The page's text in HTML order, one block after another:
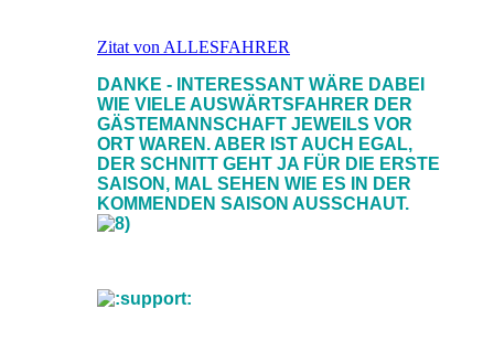
Zitat von ALLESFAHRER
DANKE - INTERESSANT WÄRE DABEI
WIE VIELE AUSWÄRTSFAHRER DER
GÄSTEMANNSCHAFT JEWEILS VOR
ORT WAREN. ABER IST AUCH EGAL,
DER SCHNITT GEHT JA FÜR DIE ERSTE
SAISON, MAL SEHEN WIE ES IN DER
KOMMENDEN SAISON AUSSCHAUT.